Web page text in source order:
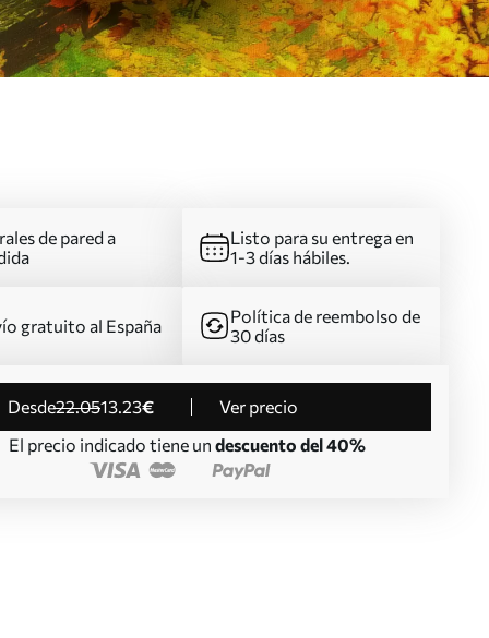
de pared a
Listo para su entrega en
1-3 días hábiles.
gratuito al España
Política de reembolso de
30 días
desde22.0513.23€
Ver precio
El precio indicado tiene un descuento del 40%